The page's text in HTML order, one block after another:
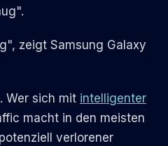
zeigt Samsung Galaxy
Wer sich mit intelligenter
macht in den meisten
verlorener